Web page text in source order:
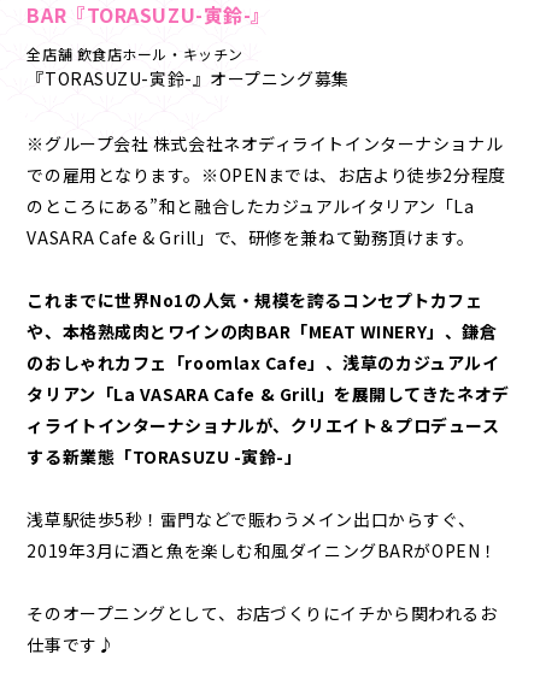
BAR『TORASUZU-寅鈴-』
全店舗 飲食店ホール・キッチン
『TORASUZU-寅鈴-』オープニング募集
※グループ会社 株式会社ネオディライトインターナショナル
での雇用となります。※OPENまでは、お店より徒歩2分程度
のところにある”和と融合したカジュアルイタリアン「La
VASARA Cafe & Grill」で、研修を兼ねて勤務頂けます。
これまでに世界No1の人気・規模を誇るコンセプトカフェ
や、本格熟成肉とワインの肉BAR「MEAT WINERY」、鎌倉
のおしゃれカフェ「roomlax Cafe」、浅草のカジュアルイ
タリアン「La VASARA Cafe & Grill」を展開してきたネオデ
ィライトインターナショナルが、クリエイト＆プロデュース
する新業態「TORASUZU -寅鈴-」
浅草駅徒歩5秒！雷門などで賑わうメイン出口からすぐ、
2019年3月に酒と魚を楽しむ和風ダイニングBARがOPEN！
そのオープニングとして、お店づくりにイチから関われるお
仕事です♪